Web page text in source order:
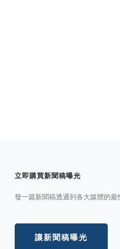
立即購買新聞稿曝光
發一篇新聞稿透通到各大媒體的最
讓新聞稿曝光